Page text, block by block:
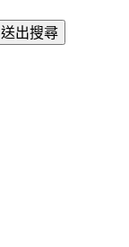
送出搜尋